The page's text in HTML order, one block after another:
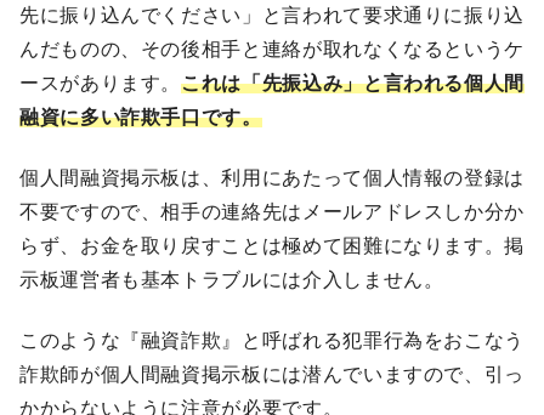
先に振り込んでください」と言われて要求通りに振り込
んだものの、その後相手と連絡が取れなくなるというケ
ースがあります。これは「先振込み」と言われる個人間
融資に多い詐欺手口です。
個人間融資掲示板は、利用にあたって個人情報の登録は
不要ですので、相手の連絡先はメールアドレスしか分か
らず、お金を取り戻すことは極めて困難になります。掲
示板運営者も基本トラブルには介入しません。
このような『融資詐欺』と呼ばれる犯罪行為をおこなう
詐欺師が個人間融資掲示板には潜んでいますので、引っ
かからないように注意が必要です。